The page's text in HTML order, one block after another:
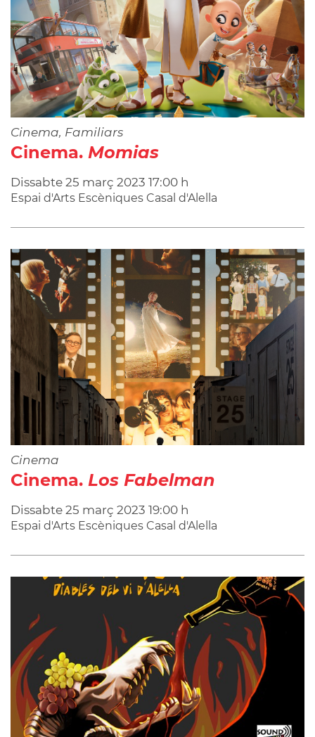
Cinema, Familiars
Cinema. Momias
Dissabte 25 març 2023 17:00 h
Espai d'Arts Escèniques Casal d'Alella
Cinema
Cinema. Los Fabelman
Dissabte 25 març 2023 19:00 h
Espai d'Arts Escèniques Casal d'Alella